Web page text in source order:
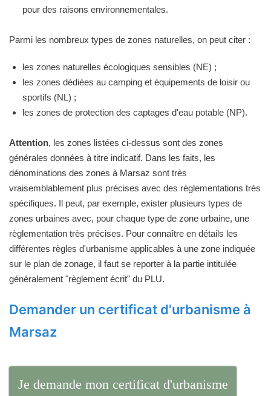
pour des raisons environnementales.
Parmi les nombreux types de zones naturelles, on peut citer :
les zones naturelles écologiques sensibles (NE) ;
les zones dédiées au camping et équipements de loisir ou
sportifs (NL) ;
les zones de protection des captages d'eau potable (NP).
Attention, les zones listées ci-dessus sont des zones
générales données à titre indicatif. Dans les faits, les
dénominations des zones à Marsaz sont très
vraisemblablement plus précises avec des règlementations très
spécifiques. Il peut, par exemple, exister plusieurs types de
zones urbaines avec, pour chaque type de zone urbaine, une
règlementation très précises. Pour connaître en détails les
différentes règles d'urbanisme applicables à une zone indiquée
sur le plan de zonage, il faut se reporter à la partie intitulée
généralement "règlement écrit" du PLU.
Demander un certificat d'urbanisme à
Marsaz
Je demande mon certificat d'urbanisme